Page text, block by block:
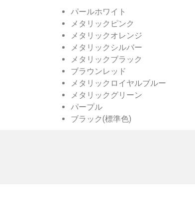
パールホワイト
メタリックピンク
メタリックオレンジ
メタリックシルバー
メタリックブラック
ブラウンレッド
メタリックロイヤルブルー
メタリックグリーン
パープル
ブラック(標準色)